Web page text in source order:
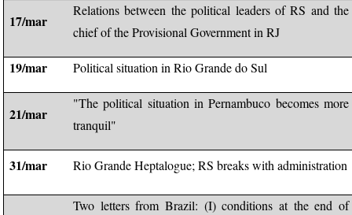
17/mar
Relations between the political leaders of RS and the
chief of the Provisional Government in RJ
19/mar Political situation in Rio Grande do Sul
21/mar
"The political situation in Pernambuco becomes more
tranquil"
31/mar Rio Grande Heptalogue; RS breaks with administration
Two letters from Brazil: (I) conditions at the end of